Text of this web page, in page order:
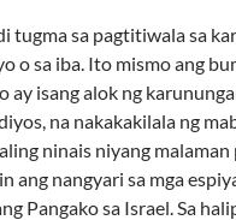
tugma sa pagtitiwala sa
o sa iba. Ito mismo ang
ay isang alok ng
na nakakakilala ng
ninais niyang
ang nangyari sa mga
Pangako sa Israel. Sa